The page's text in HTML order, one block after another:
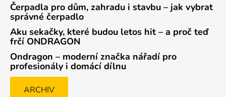
Čerpadla pro dům, zahradu i stavbu – jak vybrat
správné čerpadlo
Aku sekačky, které budou letos hit – a proč teď
frčí ONDRAGON
Ondragon – moderní značka nářadí pro
profesionály i domácí dílnu
ARCHIV